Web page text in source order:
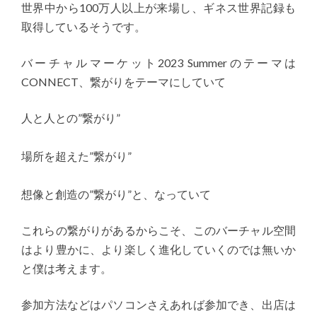
世界中から100万人以上が来場し、ギネス世界記録も
取得しているそうです。
バーチャルマーケット2023 Summerのテーマは
CONNECT、繋がりをテーマにしていて
人と人との”繋がり”
場所を超えた”繋がり”
想像と創造の”繋がり”と、なっていて
これらの繋がりがあるからこそ、このバーチャル空間
はより豊かに、より楽しく進化していくのでは無いか
と僕は考えます。
参加方法などはパソコンさえあれば参加でき、出店は